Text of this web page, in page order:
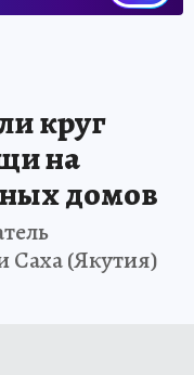
круг
на
домов
Саха (Якутия)